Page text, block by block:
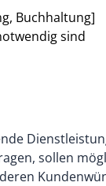
Buchhaltung]
sind
sollen